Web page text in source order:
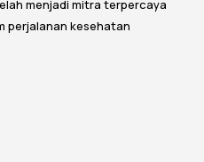
menjadi mitra terpercaya
perjalanan kesehatan